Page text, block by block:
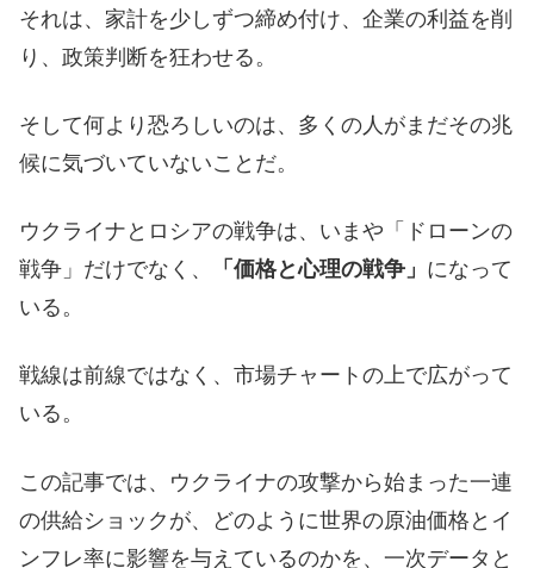
それは、家計を少しずつ締め付け、企業の利益を削
り、政策判断を狂わせる。
そして何より恐ろしいのは、多くの人がまだその兆
候に気づいていないことだ。
ウクライナとロシアの戦争は、いまや「ドローンの
戦争」だけでなく、
「価格と心理の戦争」 になって
いる。
戦線は前線ではなく、市場チャートの上で広がって
いる。
この記事では、ウクライナの攻撃から始まった一連
の供給ショックが、どのように世界の原油価格とイ
ンフレ率に影響を与えているのかを、一次データと